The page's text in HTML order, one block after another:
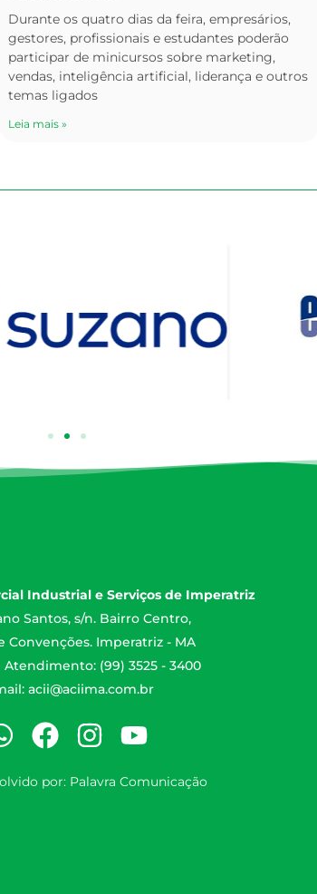
Durante os quatro dias da feira, empresários,
gestores, profissionais e estudantes poderão
participar de minicursos sobre marketing,
vendas, inteligência artificial, liderança e outros
temas ligados
Leia mais »
Industrial e Serviços de Imperatriz
Santos, s/n. Bairro Centro,
Convenções. Imperatriz - MA
(99) 3525 - 3400
acii@aciima.com.br
por: Palavra Comunicação